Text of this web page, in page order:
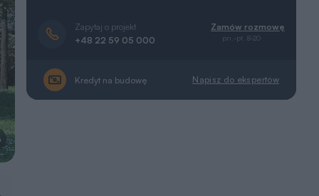
Zapytaj o projekt
+48 22 59 05 000
Zamów rozmowę
pn.-pt. 8-20
Kredyt na budowę Napisz do ekspertów